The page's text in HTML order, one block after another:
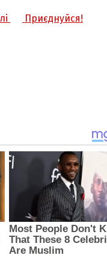
Приєднуйся!